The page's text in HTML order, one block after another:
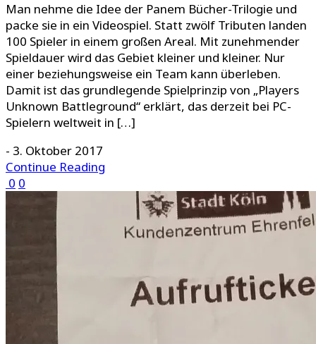
Man nehme die Idee der Panem Bücher-Trilogie und
packe sie in ein Videospiel. Statt zwölf Tributen landen
100 Spieler in einem großen Areal. Mit zunehmender
Spieldauer wird das Gebiet kleiner und kleiner. Nur
einer beziehungsweise ein Team kann überleben.
Damit ist das grundlegende Spielprinzip von „Players
Unknown Battleground“ erklärt, das derzeit bei PC-
Spielern weltweit in […]
- 3. Oktober 2017
Continue Reading
0 0